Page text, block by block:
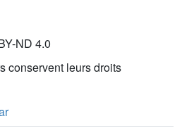
ND 4.0
conservent leurs droits